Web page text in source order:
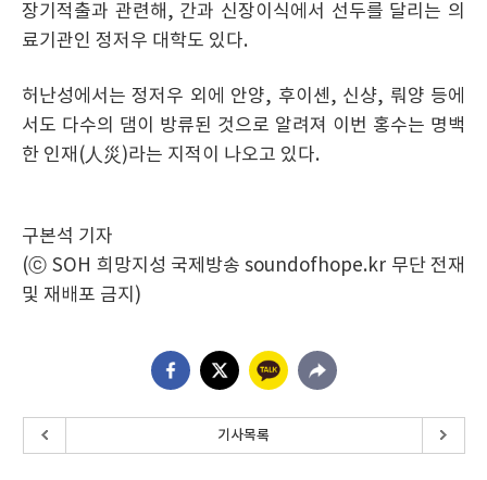
장기적출과 관련해, 간과 신장이식에서 선두를 달리는 의
료기관인 정저우 대학도 있다.
허난성에서는 정저우 외에 안양, 후이셴, 신샹, 뤄양 등에
서도 다수의 댐이 방류된 것으로 알려져 이번 홍수는 명백
한 인재(人災)라는 지적이 나오고 있다.
구본석 기자
(ⓒ SOH 희망지성 국제방송 soundofhope.kr 무단 전재
및 재배포 금지)
기사목록